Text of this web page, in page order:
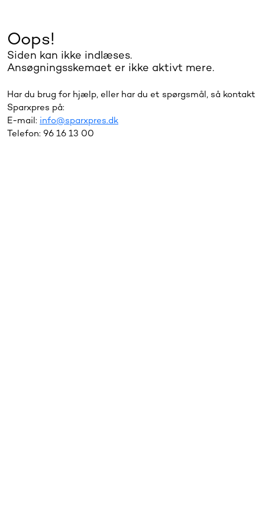
Oops!
Siden kan ikke indlæses.
Ansøgningsskemaet er ikke aktivt mere.
Har du brug for hjælp, eller har du et spørgsmål, så kontakt
Sparxpres på:
E-mail: info@sparxpres.dk
Telefon: 96 16 13 00